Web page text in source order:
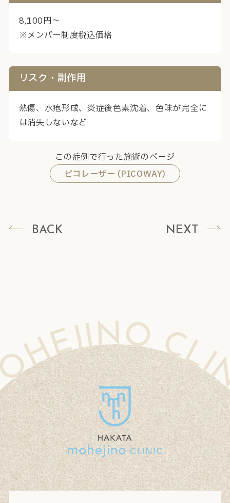
8,100円～
※メンバー制度税込価格
リスク・副作用
熱傷、水疱形成、炎症後色素沈着、色味が完全に
は消失しないなど
この症例で行った施術のページ
ピコレーザー (PICOWAY)
BACK NEXT
CLINIC MOHEJINO CLINIC MOHEJINO CLINIC MOHEJINO CLINIC MOHEJINO CLINIC MOHEJINO CLINIC MOHEJINO CLINIC MOHEJINO CLINIC MOHEJINO CLINIC MOHEJINO CLINIC MOHEJINO CLINIC MOHEJINO CLINIC MOHEJINO CLINIC